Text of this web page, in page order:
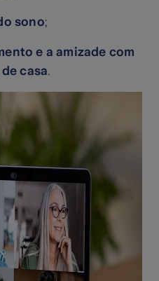
sono;
e a amizade com
casa.